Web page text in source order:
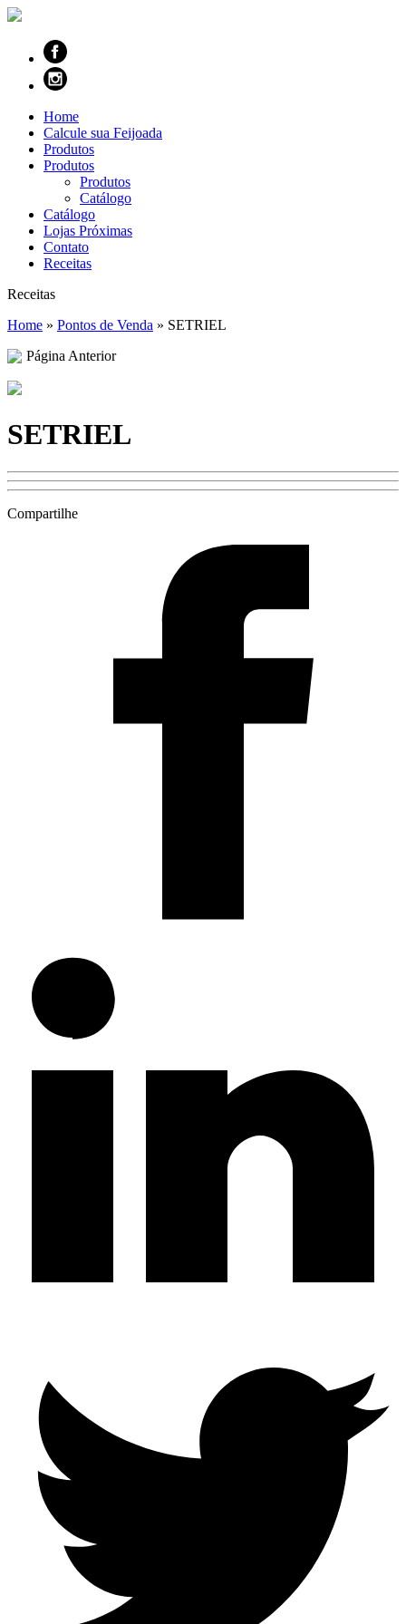
Home
Calcule sua Feijoada
Produtos
Produtos
Produtos
Catálogo
Catálogo
Lojas Próximas
Contato
Receitas
Receitas
Home » Pontos de Venda » SETRIEL
Página Anterior
SETRIEL
Compartilhe